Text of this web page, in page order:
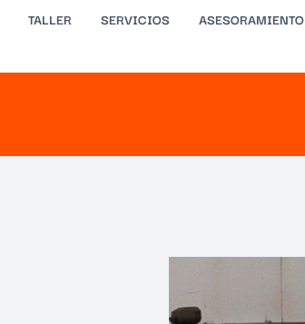
TALLER SERVICIOS ASESORAMIENTO